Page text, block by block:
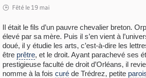
Fêté le 19 mai
Il était le fils d’un pauvre chevalier breton.
élevé par sa mère. Puis il s’en vient à
doué, il y étudie les arts, c’est-à-dire les
être prêtre, et le droit. Ayant parachevé ses
prestigieuse faculté de droit d’Orléans, il
nomme à la fois curé de Trédrez, petite